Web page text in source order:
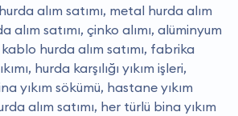
alım satımı, metal hurda alım
alım satımı, çinko alımı, alüminyum
kablo hurda alım satımı, fabrika
hurda karşılığı yıkım işleri,
yıkım sökümü, hastane yıkım
alım satımı, her türlü bina yıkım